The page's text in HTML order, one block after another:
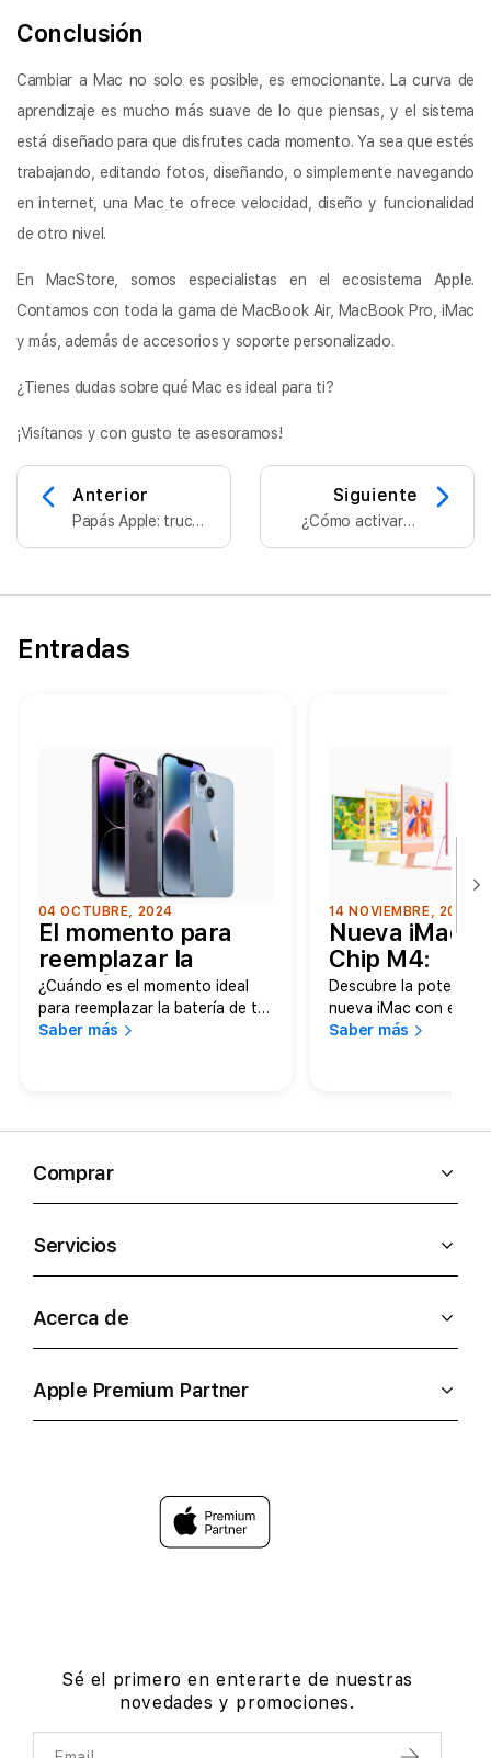
Conclusión
Cambiar a Mac no solo es posible, es emocionante. La curva de
aprendizaje es mucho más suave de lo que piensas, y el sistema
está diseñado para que disfrutes cada momento. Ya sea que estés
trabajando, editando fotos, diseñando, o simplemente navegando
en internet, una Mac te ofrece velocidad, diseño y funcionalidad
de otro nivel.
En MacStore, somos especialistas en el ecosistema Apple.
Contamos con toda la gama de MacBook Air, MacBook Pro, iMac
y más, además de accesorios y soporte personalizado.
¿Tienes dudas sobre qué Mac es ideal para ti?
¡Visítanos y con gusto te asesoramos!
Anterior
Papás Apple: trucos
Siguiente
¿Cómo activar la
complicaciones?
Entradas
04 OCTUBRE, 2024
El momento para
reemplazar la
batería de tu iPhone
¿Cuándo es el momento ideal
para reemplazar la batería de tu
iPhone? El rendimiento de la
Saber más
14 NOVIEMBRE, 2024
Nueva iMac
Chip M4:
Rendimiento,
Inteligencia y
para el 2024
Descubre la potencia
nueva iMac con el
Rendimiento y colores
Saber más
Comprar
Servicios
Acerca de
Apple Premium Partner
Sé el primero en enterarte de nuestras
novedades y promociones.